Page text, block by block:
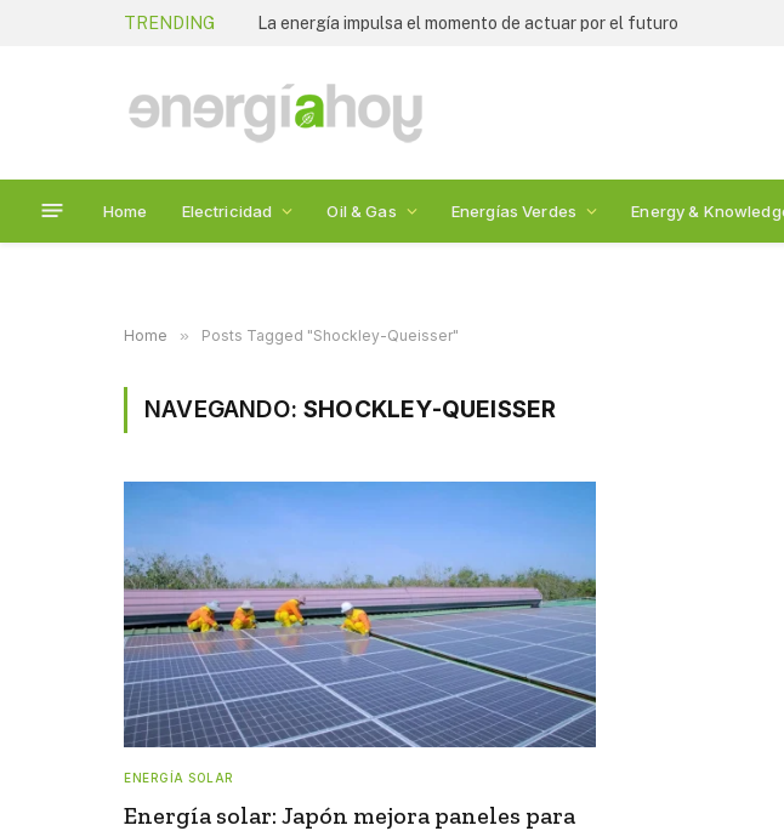
TRENDING La energía impulsa el momento de actuar por el futuro
Home Electricidad Oil & Gas Energías Verdes Energy &
Home » Posts Tagged "Shockley-Queisser"
NAVEGANDO:SHOCKLEY-QUEISSER
ENERGÍA SOLAR
Energía solar: Japón mejora paneles para